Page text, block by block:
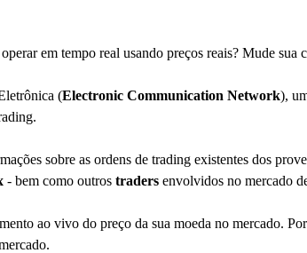
em tempo real usando preços reais? Mude sua
(Electronic Communication Network),
sobre as ordens de trading existentes dos
- bem como outros traders envolvidos no mercado
ao vivo do preço da sua moeda no mercado.